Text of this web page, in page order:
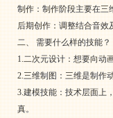
制作：制作阶段主要在三
后期创作：调整结合音效
二、 需要什么样的技能？
1.二次元设计：想要向动
2.三维制图：三维是制作
3.建模技能：技术层面上
真。